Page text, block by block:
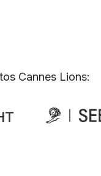
Cannes Lions: